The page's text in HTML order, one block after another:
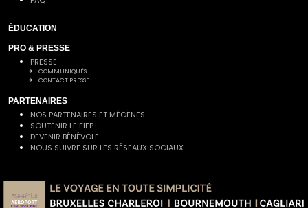
ÉDUCATION
PRO & PRESSE
PRESSE
COMMUNIQUÉS
CONTACT PRESSE
PARTENAIRES
NOS PARTENAIRES ET MÉCÈNES
SOUTENIR LE FIFP
DEVENIR BÉNÉVOLE
NOUS SUIVRE SUR LES RÉSEAUX SOCIAUX